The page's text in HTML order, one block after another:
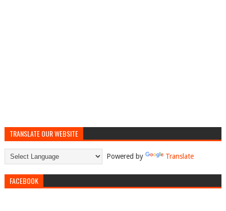
TRANSLATE OUR WEBSITE
Powered by Translate
FACEBOOK